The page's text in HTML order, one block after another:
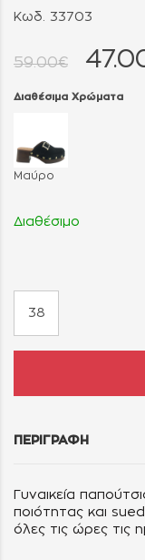
Κωδ. 33703
59.00€
Διαθέσιμα Χρώματα
Μαύρο
Διαθέσιμο
38
ΠΕΡΙΓΡΑΦΗ
Γυναικεία
ποιότητας και
όλες τις ώρες τις